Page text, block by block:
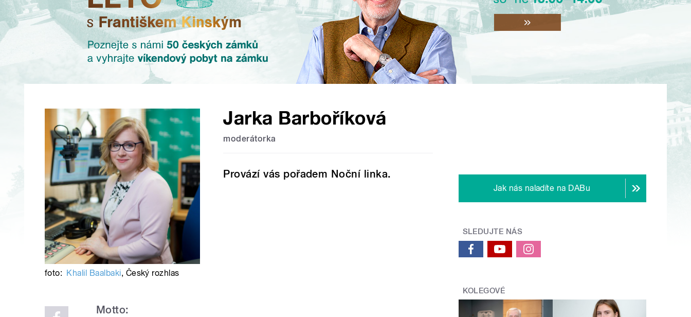
Jarka Barboříková
moderátorka
Provází vás pořadem Noční linka.
foto: Khalil Baalbaki, Český rozhlas
Motto:
Jak nás naladíte na DABu
SLEDUJTE NÁS
KOLEGOVÉ